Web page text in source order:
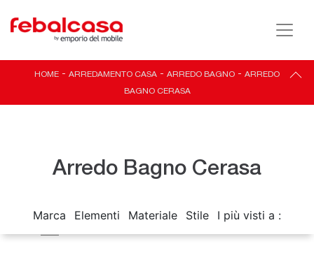
HOME - ARREDAMENTO CASA - ARREDO BAGNO - ARREDO
BAGNO CERASA
Arredo Bagno Cerasa
Marca Elementi Materiale Stile I più visti a :